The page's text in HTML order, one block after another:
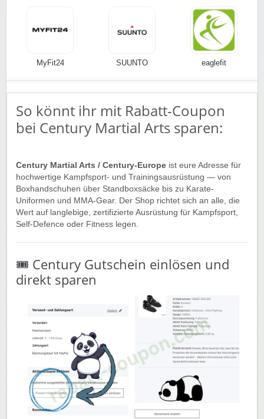
MyFit24 SUUNTO eaglefit
So könnt ihr mit Rabatt-Coupon
bei Century Martial Arts sparen:
Century Martial Arts / Century-Europe ist eure Adresse für
hochwertige Kampfsport- und Trainingsausrüstung — von
Boxhandschuhen über Standboxsäcke bis zu Karate-
Uniformen und MMA-Gear. Der Shop richtet sich an alle, die
Wert auf langlebige, zertifizierte Ausrüstung für Kampfsport,
Self-Defence oder Fitness legen.
🎟️ Century Gutschein einlösen und
direkt sparen